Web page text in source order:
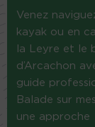
Venez
kayak ou en
la Leyre et le
d’Arcachon
guide
Balade sur
une approche